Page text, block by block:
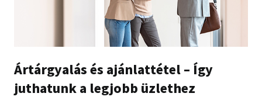
Ártárgyalás és ajánlattétel – Így
juthatunk a legjobb üzlethez